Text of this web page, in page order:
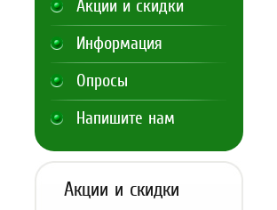
Акции и скидки
Информация
Опросы
Напишите нам
Акции и скидки